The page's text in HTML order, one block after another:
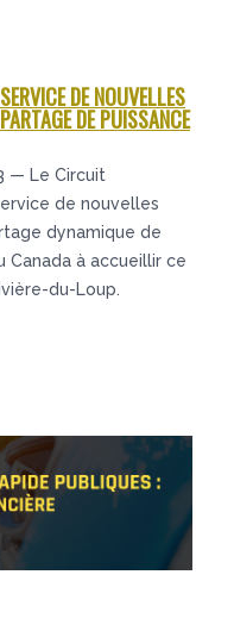
DE NOUVELLES
DE PUISSANCE
— Le Circuit
de nouvelles
dynamique de
Canada à accueillir ce
du-Loup.